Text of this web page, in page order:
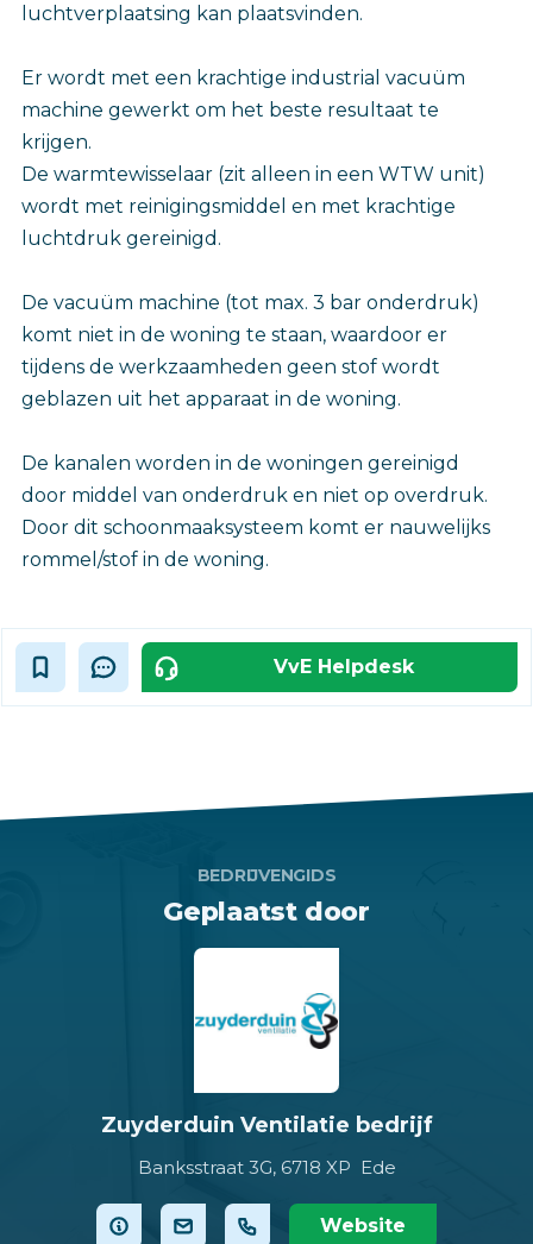
luchtverplaatsing kan plaatsvinden.
Er wordt met een krachtige industrial vacuüm
machine gewerkt om het beste resultaat te
krijgen.
De warmtewisselaar (zit alleen in een WTW unit)
wordt met reinigingsmiddel en met krachtige
luchtdruk gereinigd.
De vacuüm machine (tot max. 3 bar onderdruk)
komt niet in de woning te staan, waardoor er
tijdens de werkzaamheden geen stof wordt
geblazen uit het apparaat in de woning.
De kanalen worden in de woningen gereinigd
door middel van onderdruk en niet op overdruk.
Door dit schoonmaaksysteem komt er nauwelijks
rommel/stof in de woning.
VvE Helpdesk
BEDRIJVENGIDS
Geplaatst door
Zuyderduin Ventilatie bedrijf
Banksstraat 3G, 6718 XP Ede
Website